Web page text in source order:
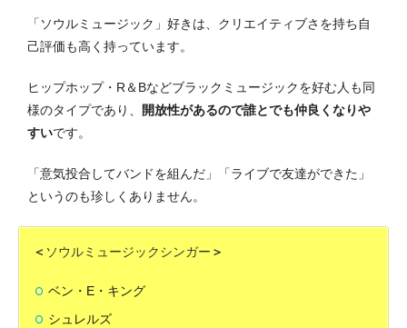
「ソウルミュージック」好きは、クリエイティブさを持ち自
己評価も高く持っています。
ヒップホップ・R＆Bなどブラックミュージックを好む人も同
様のタイプであり、
開放性があるので誰とでも仲良くなりや
すいです。
「意気投合してバンドを組んだ」「ライブで友達ができた」
というのも珍しくありません。
＜ ソウルミュージックシンガー ＞
ベン・E・キング
シュレルズ